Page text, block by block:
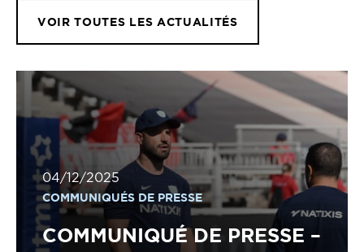
VOIR TOUTES LES ACTUALITÉS
04/12/2025
COMMUNIQUÉS DE PRESSE
COMMUNIQUÉ DE PRESSE –